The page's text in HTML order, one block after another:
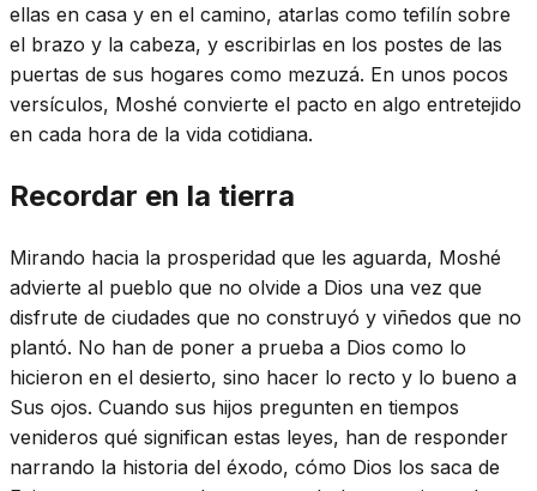
ellas en casa y en el camino, atarlas como tefilín sobre
el brazo y la cabeza, y escribirlas en los postes de las
puertas de sus hogares como mezuzá. En unos pocos
versículos, Moshé convierte el pacto en algo entretejido
en cada hora de la vida cotidiana.
Recordar en la tierra
Mirando hacia la prosperidad que les aguarda, Moshé
advierte al pueblo que no olvide a Dios una vez que
disfrute de ciudades que no construyó y viñedos que no
plantó. No han de poner a prueba a Dios como lo
hicieron en el desierto, sino hacer lo recto y lo bueno a
Sus ojos. Cuando sus hijos pregunten en tiempos
venideros qué significan estas leyes, han de responder
narrando la historia del éxodo, cómo Dios los saca de